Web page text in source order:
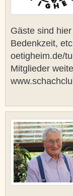
Gäste sind
Bedenkzeit,
oetigheim.de/
Mitglieder